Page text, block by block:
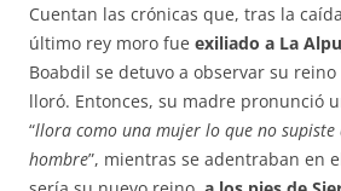
Cuentan las crónicas que, tras la
último rey moro fue exiliado a La
Boabdil se detuvo a observar su
lloró. Entonces, su madre pronunció
“llora como una mujer lo que no supiste
hombre”, mientras se adentraban en